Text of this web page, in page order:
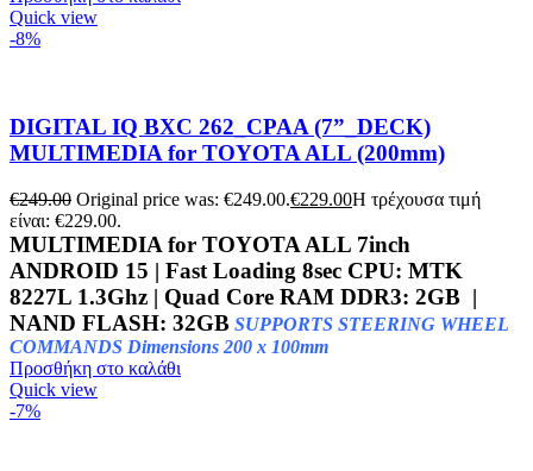
Quick view
-8%
DIGITAL IQ BXC 262_CPAA (7”_DECK)
MULTIMEDIA for TOYOTA ALL (200mm)
€249.00 Original price was: €249.00.€229.00Η τρέχουσα τιμή
είναι: €229.00.
MULTIMEDIA for TOYOTA ALL 7inch
ANDROID 15 | Fast Loading 8sec CPU: MTK
8227L 1.3Ghz | Quad Core RAM DDR3: 2GB |
NAND FLASH: 32GB SUPPORTS STEERING WHEEL
COMMANDS Dimensions 200 x 100mm
Προσθήκη στο καλάθι
Quick view
-7%